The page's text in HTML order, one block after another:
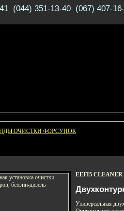
(044) 351-13-40 (067) 407-
ОЧИСТКИ ФОРСУНОК
EEFI5 CLEANER
Универсальная